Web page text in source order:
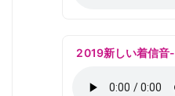
2019新しい着信音